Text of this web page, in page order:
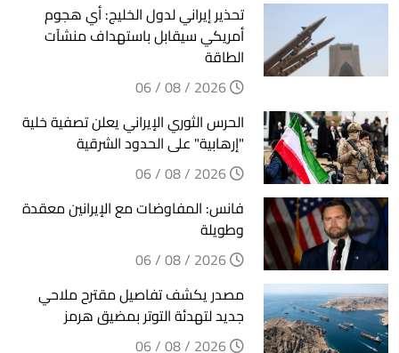
تحذير إيراني لدول الخليج: أي هجوم
أمريكي سيقابل باستهداف منشآت
الطاقة
الحرس الثوري الإيراني يعلن تصفية خلية
"إرهابية" على الحدود الشرقية
فانس: المفاوضات مع الإيرانين معقدة
وطويلة
مصدر يكشف تفاصيل مقترح ملاحي
جديد لتهدئة التوتر بمضيق هرمز